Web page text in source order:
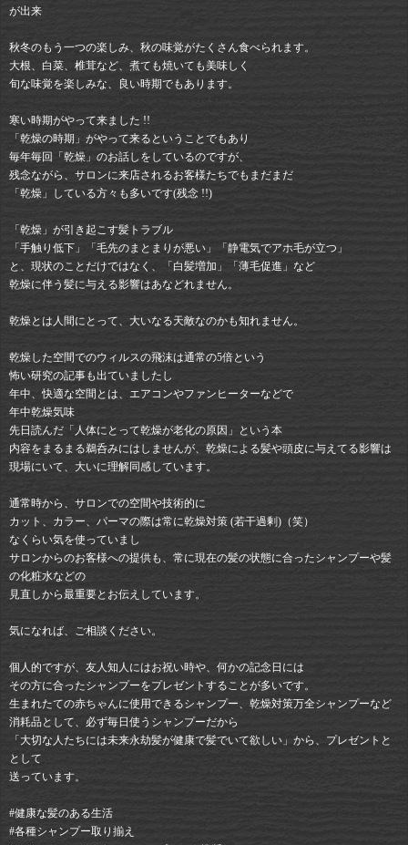
が出来
秋冬のもう一つの楽しみ、秋の味覚がたくさん食べられます。
大根、白菜、椎茸など、煮ても焼いても美味しく
旬な味覚を楽しみな、良い時期でもあります。
寒い時期がやって来ました !!
「乾燥の時期」がやって来るということでもあり
毎年毎回「乾燥」のお話しをしているのですが、
残念ながら、サロンに来店されるお客様たちでもまだまだ
「乾燥」している方々も多いです(残念 !!)
「乾燥」が引き起こす髪トラブル
「手触り低下」「毛先のまとまりが悪い」「静電気でアホ毛が立つ」
と、現状のことだけではなく、「白髪増加」「薄毛促進」など
乾燥に伴う髪に与える影響はあなどれません。
乾燥とは人間にとって、大いなる天敵なのかも知れません。
乾燥した空間でのウィルスの飛沫は通常の5倍という
怖い研究の記事も出ていましたし
年中、快適な空間とは、エアコンやファンヒーターなどで
年中乾燥気味
先日読んだ「人体にとって乾燥が老化の原因」という本
内容をまるまる鵜呑みにはしませんが、乾燥による髪や頭皮に与えてる影響は
現場にいて、大いに理解同感しています。
通常時から、サロンでの空間や技術的に
カット、カラー、パーマの際は常に乾燥対策 (若干過剰)（笑）
なくらい気を使っていまし
サロンからのお客様への提供も、常に現在の髪の状態に合ったシャンプーや髪
の化粧水などの
見直しから最重要とお伝えしています。
気になれば、ご相談ください。
個人的ですが、友人知人にはお祝い時や、何かの記念日には
その方に合ったシャンプーをプレゼントすることが多いです。
生まれたての赤ちゃんに使用できるシャンプー、乾燥対策万全シャンプーなど
消耗品として、必ず毎日使うシャンプーだから
「大切な人たちには未来永劫髪が健康で髪でいて欲しい」から、プレゼントと
として
送っています。
#健康な髪のある生活
#各種シャンプー取り揃え